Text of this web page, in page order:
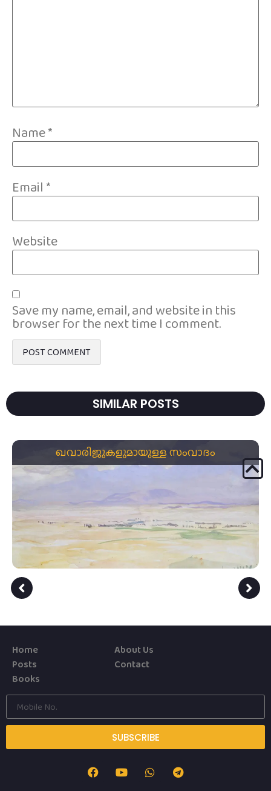
Name*
Email*
Website
Save my name, email, and website in this
browser for the next time I comment.
SIMILAR POSTS
ഖവാരിജുകളുമായുള്ള സംവാദം
Home
Posts
Books
About Us
Contact
SUBSCRIBE